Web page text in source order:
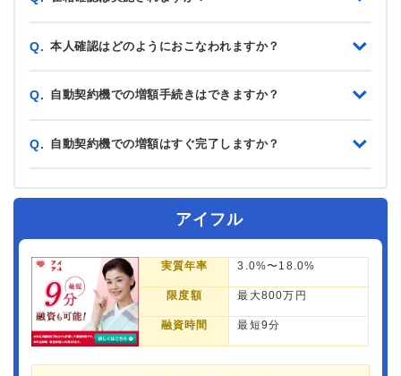
Q. 本人確認はどのようにおこなわれますか？
Q. 自動契約機での増額手続きはできますか？
Q. 自動契約機での増額はすぐ完了しますか？
アイフル
実質年率 3.0%〜18.0%
限度額 最大800万円
融資時間 最短9分